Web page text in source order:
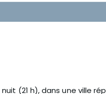
(21 h), dans une ville